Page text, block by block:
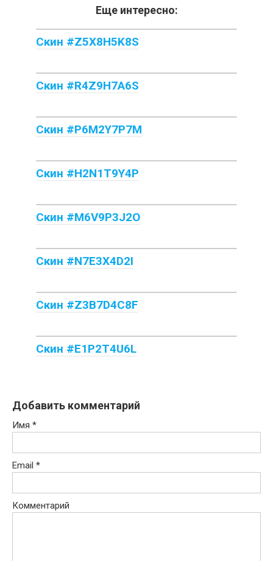
Еще интересно:
Скин #Z5X8H5K8S
Скин #R4Z9H7A6S
Скин #P6M2Y7P7M
Скин #H2N1T9Y4P
Скин #M6V9P3J2O
Скин #N7E3X4D2I
Скин #Z3B7D4C8F
Скин #E1P2T4U6L
Добавить комментарий
Имя *
Email *
Комментарий